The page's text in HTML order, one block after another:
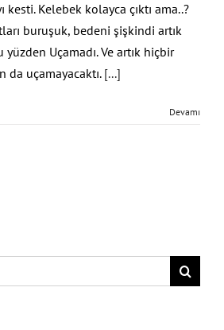
kesti. Kelebek kolayca çıktı ama..?
buruşuk, bedeni şişkindi artık
yüzden Uçamadı. Ve artık hiçbir
da uçamayacaktı. [...]
Devamı